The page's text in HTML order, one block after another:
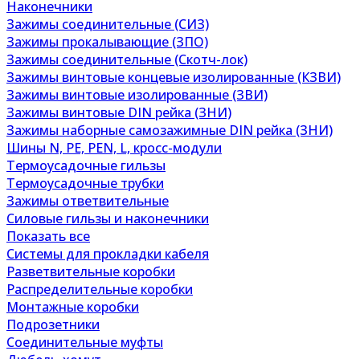
Наконечники
Зажимы соединительные (СИЗ)
Зажимы прокалывающие (ЗПО)
Зажимы соединительные (Скотч-лок)
Зажимы винтовые концевые изолированные (КЗВИ)
Зажимы винтовые изолированные (ЗВИ)
Зажимы винтовые DIN рейка (ЗНИ)
Зажимы наборные самозажимные DIN рейка (ЗНИ)
Шины N, PE, PEN, L, кросс-модули
Термоусадочные гильзы
Термоусадочные трубки
Зажимы ответвительные
Силовые гильзы и наконечники
Показать все
Системы для прокладки кабеля
Разветвительные коробки
Распределительные коробки
Монтажные коробки
Подрозетники
Соединительные муфты